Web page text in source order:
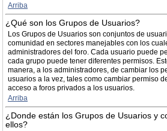
Arriba
¿Qué son los Grupos de Usuarios?
Los Grupos de Usuarios son conjuntos de
comunidad en sectores manejables con los
administradores del foro. Cada usuario puede
cada grupo puede tener diferentes permisos.
manera, a los administradores, de cambiar los
usuarios a la vez, tales como cambiar permiso
acceso a foros privados a los usuarios.
Arriba
¿Donde están los Grupos de Usuarios y
ellos?